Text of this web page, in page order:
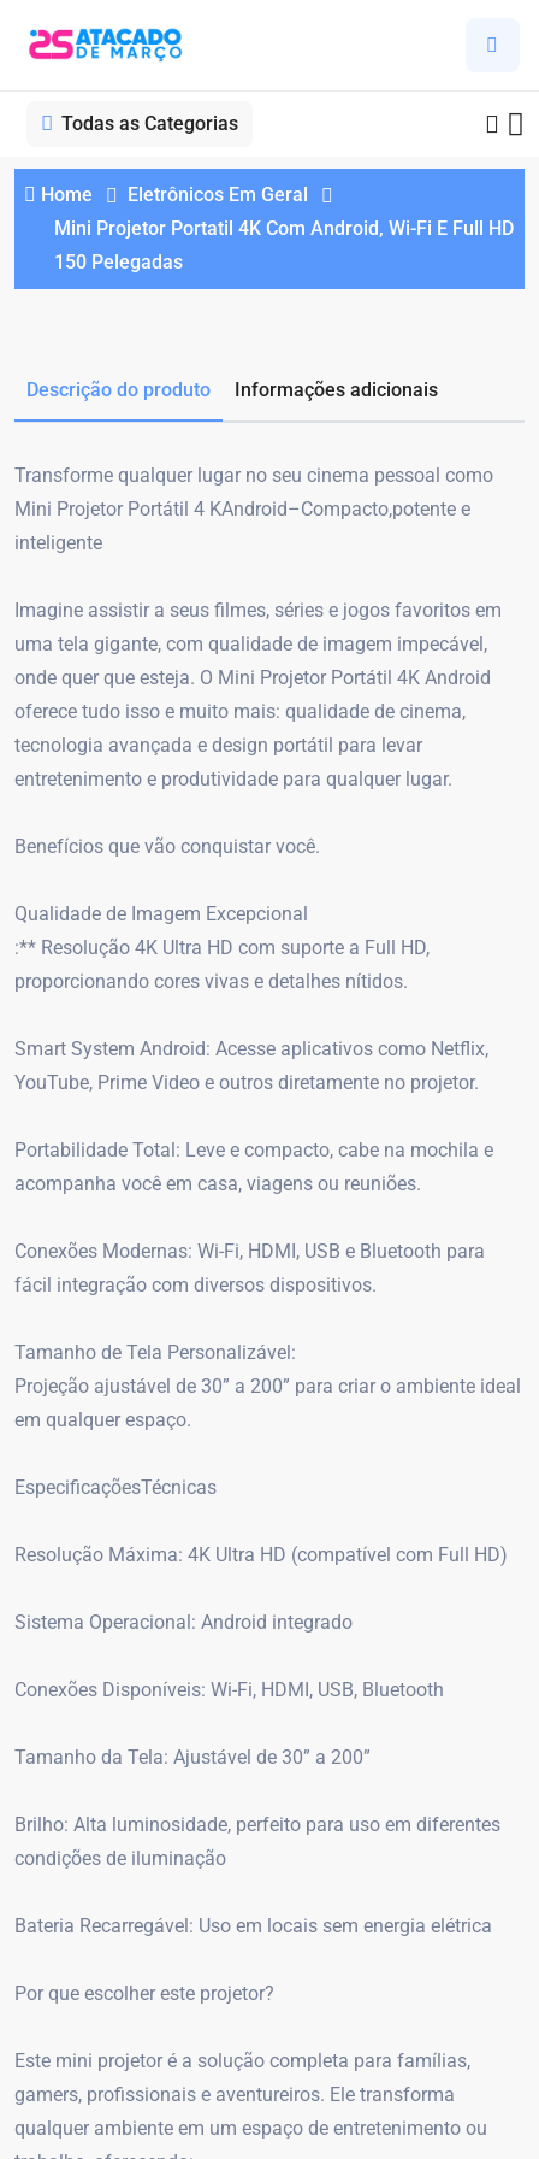
Todas as Categorias
Home
Eletrônicos Em Geral
Mini Projetor Portatil 4K Com Android, Wi-Fi E Full HD
150 Pelegadas
Descrição do produto Informações adicionais
Transforme qualquer lugar no seu cinema pessoal como
Mini Projetor Portátil 4 KAndroid–Compacto,potente e
inteligente
Imagine assistir a seus filmes, séries e jogos favoritos em
uma tela gigante, com qualidade de imagem impecável,
onde quer que esteja. O Mini Projetor Portátil 4K Android
oferece tudo isso e muito mais: qualidade de cinema,
tecnologia avançada e design portátil para levar
entretenimento e produtividade para qualquer lugar.
Benefícios que vão conquistar você.
Qualidade de Imagem Excepcional
:** Resolução 4K Ultra HD com suporte a Full HD,
proporcionando cores vivas e detalhes nítidos.
Smart System Android: Acesse aplicativos como Netflix,
YouTube, Prime Video e outros diretamente no projetor.
Portabilidade Total: Leve e compacto, cabe na mochila e
acompanha você em casa, viagens ou reuniões.
Conexões Modernas: Wi-Fi, HDMI, USB e Bluetooth para
fácil integração com diversos dispositivos.
Tamanho de Tela Personalizável:
Projeção ajustável de 30” a 200” para criar o ambiente ideal
em qualquer espaço.
EspecificaçõesTécnicas
Resolução Máxima: 4K Ultra HD (compatível com Full HD)
Sistema Operacional: Android integrado
Conexões Disponíveis: Wi-Fi, HDMI, USB, Bluetooth
Tamanho da Tela: Ajustável de 30” a 200”
Brilho: Alta luminosidade, perfeito para uso em diferentes
condições de iluminação
Bateria Recarregável: Uso em locais sem energia elétrica
Por que escolher este projetor?
Este mini projetor é a solução completa para famílias,
gamers, profissionais e aventureiros. Ele transforma
qualquer ambiente em um espaço de entretenimento ou